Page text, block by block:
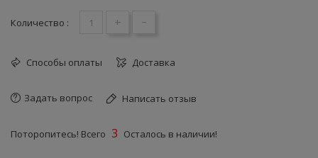
Количество : + -
Способы оплаты Доставка
Задать вопрос Написать отзыв
Поторопитесь! Всего 3 Осталось в наличии!